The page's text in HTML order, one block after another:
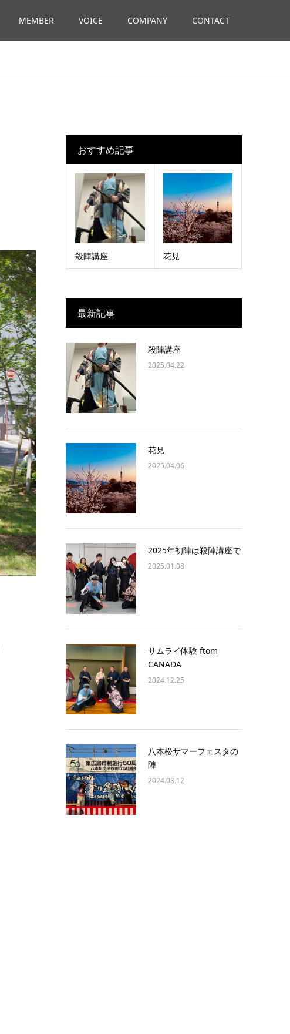
MEMBER VOICE COMPANY CONTACT
おすすめ記事
殺陣講座 花見
最新記事
殺陣講座
2025.04.22
花見
2025.04.06
2025年初陣は殺陣講座で
2025.01.08
サムライ体験 ftom
CANADA
2024.12.25
八本松サマーフェスタの
陣
2024.08.12